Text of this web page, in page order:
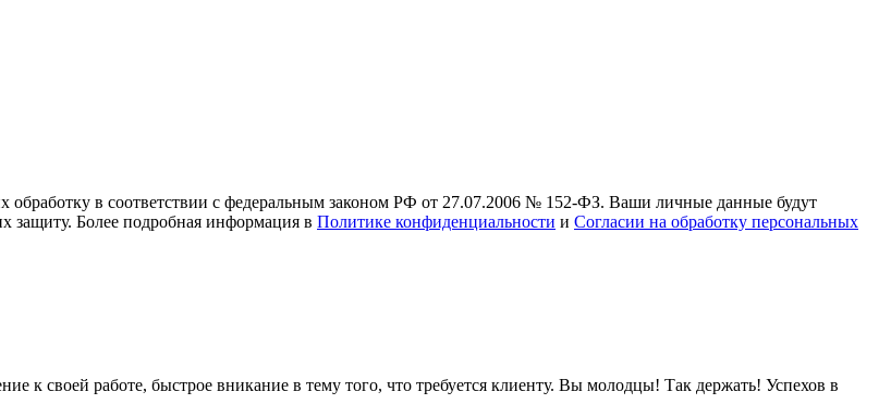
обработку в соответствии с федеральным законом РФ от 27.07.2006 № 152-ФЗ. Ваши личные данные будут
защиту. Более подробная информация в Политике конфиденциальности и Согласии на обработку персональных
к своей работе, быстрое вникание в тему того, что требуется клиенту. Вы молодцы! Так держать! Успехов в